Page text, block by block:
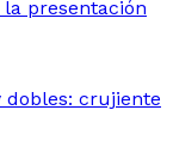
presentación
dobles: crujiente